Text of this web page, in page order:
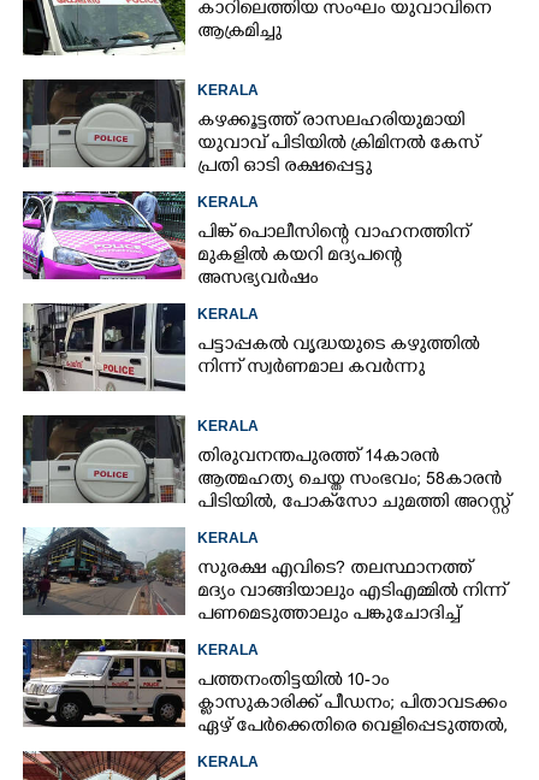
കാറിലെത്തിയ സംഘം യുവാവിനെ
ആക്രമിച്ചു
KERALA
കഴക്കൂട്ടത്ത് രാസലഹരിയുമായി
യുവാവ് പിടിയിൽ ക്രിമിനൽ കേസ്
പ്രതി ഓടി രക്ഷപ്പെട്ടു
KERALA
പിങ്ക് പൊലീസിന്റെ വാഹനത്തിന്
മുകളിൽ കയറി മദ്യപന്റെ
അസഭ്യവ‌ർഷം
KERALA
പട്ടാപ്പകൽ വൃദ്ധയുടെ കഴുത്തിൽ
നിന്ന് സ്വർണമാല കവർന്നു
KERALA
തിരുവനന്തപുരത്ത് 14കാരൻ
ആത്മഹത്യ ചെയ്ത സംഭവം; 58കാരൻ
പിടിയിൽ, പോക്‌സോ ചുമത്തി അറസ്റ്റ്
KERALA
സുരക്ഷ എവിടെ?​ തലസ്ഥാനത്ത്
മദ്യം വാങ്ങിയാലും എടിഎമ്മിൽ നിന്ന്
പണമെടുത്താലും പങ്കുചോദിച്ച്
KERALA
പത്തനംതിട്ടയിൽ 10-ാം
ക്ലാസുകാരിക്ക് പീഡനം; പിതാവടക്കം
ഏഴ് പേർക്കെതിരെ വെളിപ്പെടുത്തൽ,
KERALA